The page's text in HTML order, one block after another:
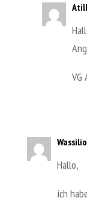
VG
Hallo,
ich